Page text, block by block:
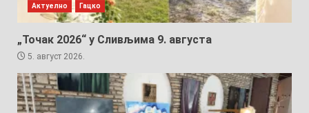
Актуелно Гацко
„Точак 2026“ у Сливљима 9. августа
5. август 2026.